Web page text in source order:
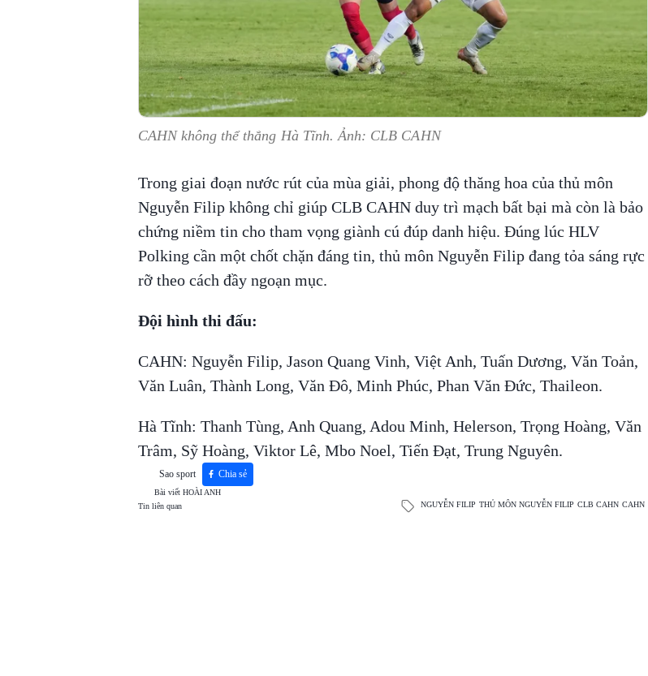
CAHN không thể thắng Hà Tĩnh. Ảnh: CLB CAHN
Trong giai đoạn nước rút của mùa giải, phong độ thăng hoa của thủ môn
Nguyễn Filip không chỉ giúp CLB CAHN duy trì mạch bất bại mà còn là bảo
chứng niềm tin cho tham vọng giành cú đúp danh hiệu. Đúng lúc HLV
Polking cần một chốt chặn đáng tin, thủ môn Nguyễn Filip đang tỏa sáng rực
rỡ theo cách đầy ngoạn mục.
Đội hình thi đấu:
CAHN: Nguyễn Filip, Jason Quang Vinh, Việt Anh, Tuấn Dương, Văn Toản,
Văn Luân, Thành Long, Văn Đô, Minh Phúc, Phan Văn Đức, Thaileon.
Hà Tĩnh: Thanh Tùng, Anh Quang, Adou Minh, Helerson, Trọng Hoàng, Văn
Trâm, Sỹ Hoàng, Viktor Lê, Mbo Noel, Tiến Đạt, Trung Nguyên.
Sao sport Chia sẻ
Bài viết HOÀI ANH
Tin liên quan
NGUYỄN FILIP THỦ MÔN NGUYỄN FILIP CLB CAHN CAHN